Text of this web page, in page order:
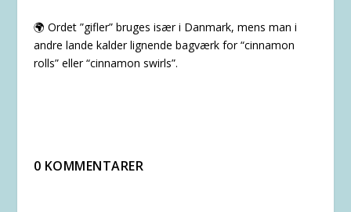
🌍 Ordet ”gifler” bruges især i Danmark, mens man i
andre lande kalder lignende bagværk for “cinnamon
rolls” eller “cinnamon swirls”.
0 KOMMENTARER